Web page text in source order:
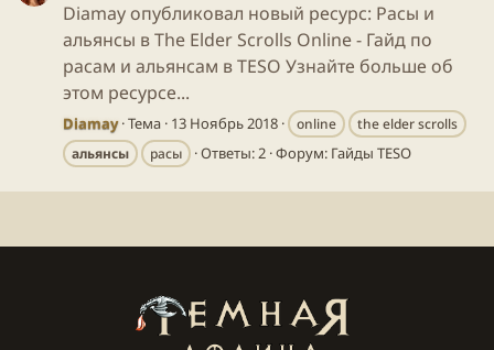
Diamay опубликовал новый ресурс: Расы и
альянсы в The Elder Scrolls Online - Гайд по
расам и альянсам в TESO Узнайте больше об
этом ресурсе...
Diamay Тема 13 Ноябрь 2018 online
the elder scrolls
альянсы
расы Ответы: 2 Форум: Гайды TESO